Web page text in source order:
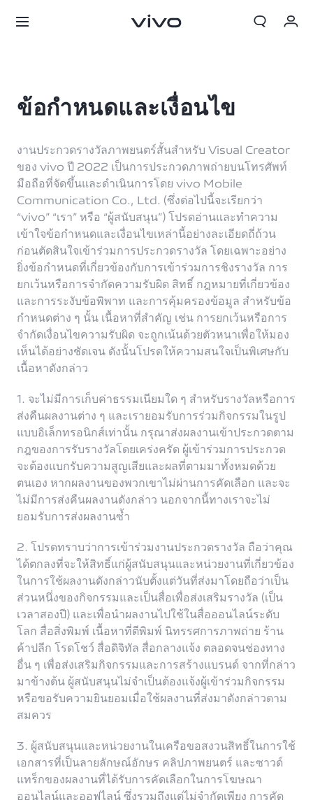
ประเทศไทย | เลือกประเทศ/ภูมิภาค
บัญชีของฉัน
ข้อกำหนดและเงื่อนไข
งานประกวดรางวัลภาพยนตร์สั้นสำหรับ Visual Creator
ของ vivo ปี 2022 เป็นการประกวดภาพถ่ายบนโทรศัพท์
มือถือที่จัดขึ้นและดำเนินการโดย vivo Mobile
Communication Co., Ltd. (ซึ่งต่อไปนี้จะเรียกว่า
“vivo” “เรา” หรือ “ผู้สนับสนุน”) โปรดอ่านและทำความ
เข้าใจข้อกำหนดและเงื่อนไขเหล่านี้อย่างละเอียดถี่ถ้วน
ก่อนตัดสินใจเข้าร่วมการประกวดรางวัล โดยเฉพาะอย่าง
ยิ่งข้อกำหนดที่เกี่ยวข้องกับการเข้าร่วมการชิงรางวัล การ
ยกเว้นหรือการจำกัดความรับผิด สิทธิ์ กฎหมายที่เกี่ยวข้อง
และการระงับข้อพิพาท และการคุ้มครองข้อมูล สำหรับข้อ
กำหนดต่าง ๆ นั้น เนื้อหาที่สำคัญ เช่น การยกเว้นหรือการ
จำกัดเงื่อนไขความรับผิด จะถูกเน้นด้วยตัวหนาเพื่อให้มอง
เห็นได้อย่างชัดเจน ดังนั้นโปรดให้ความสนใจเป็นพิเศษกับ
เนื้อหาดังกล่าว
1. จะไม่มีการเก็บค่าธรรมเนียมใด ๆ สำหรับรางวัลหรือการ
ส่งคืนผลงานต่าง ๆ และเรายอมรับการร่วมกิจกรรมในรูป
แบบอิเล็กทรอนิกส์เท่านั้น กรุณาส่งผลงานเข้าประกวดตาม
กฎของการรับรางวัลโดยเคร่งครัด ผู้เข้าร่วมการประกวด
จะต้องแบกรับความสูญเสียและผลที่ตามมาทั้งหมดด้วย
ตนเอง หากผลงานของพวกเขาไม่ผ่านการคัดเลือก และจะ
ไม่มีการส่งคืนผลงานดังกล่าว นอกจากนี้ทางเราจะไม่
ยอมรับการส่งผลงานซ้ำ
2. โปรดทราบว่าการเข้าร่วมงานประกวดรางวัล ถือว่าคุณ
ได้ตกลงที่จะให้สิทธิ์แก่ผู้สนับสนุนและหน่วยงานที่เกี่ยวข้อง
ในการใช้ผลงานดังกล่าวนับตั้งแต่วันที่ส่งมาโดยถือว่าเป็น
ส่วนหนึ่งของกิจกรรมและเป็นสื่อเพื่อส่งเสริมรางวัล (เป็น
เวลาสองปี) และเพื่อนำผลงานไปใช้ในสื่อออนไลน์ระดับ
โลก สื่อสิ่งพิมพ์ เนื้อหาที่ตีพิมพ์ นิทรรศการภาพถ่าย ร้าน
ค้าปลีก โรดโชว์ สื่อดิจิทัล สื่อกลางแจ้ง ตลอดจนช่องทาง
อื่น ๆ เพื่อส่งเสริมกิจกรรมและการสร้างแบรนด์ จากที่กล่าว
มาข้างต้น ผู้สนับสนุนไม่จำเป็นต้องแจ้งผู้เข้าร่วมกิจกรรม
หรือขอรับความยินยอมเมื่อใช้ผลงานที่ส่งมาดังกล่าวตาม
สมควร
3. ผู้สนับสนุนและหน่วยงานในเครือขอสงวนสิทธิ์ในการใช้
เอกสารที่เป็นลายลักษณ์อักษร คลิปภาพยนตร์ และซาวด์
แทร็กของผลงานที่ได้รับการคัดเลือกในการโฆษณา
ออนไลน์และออฟไลน์ ซึ่งรวมถึงแต่ไม่จำกัดเพียง การคัด